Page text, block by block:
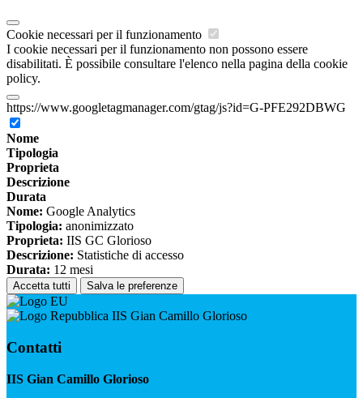
Cookie necessari per il funzionamento
I cookie necessari per il funzionamento non possono essere
disabilitati. È possibile consultare l'elenco nella pagina della cookie
policy.
https://www.googletagmanager.com/gtag/js?id=G-PFE292DBWG
Nome
Tipologia
Proprieta
Descrizione
Durata
Nome: Google Analytics
Tipologia: anonimizzato
Proprieta: IIS GC Glorioso
Descrizione: Statistiche di accesso
Durata: 12 mesi
Accetta tutti Salva le preferenze
IIS Gian Camillo Glorioso
Contatti
IIS Gian Camillo Glorioso